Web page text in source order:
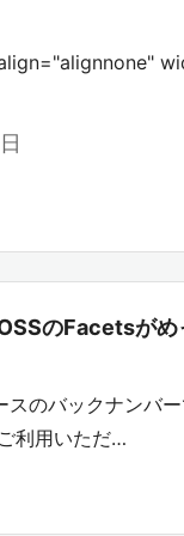
のFacetsがめ
のバックナンバ
利用いただ…